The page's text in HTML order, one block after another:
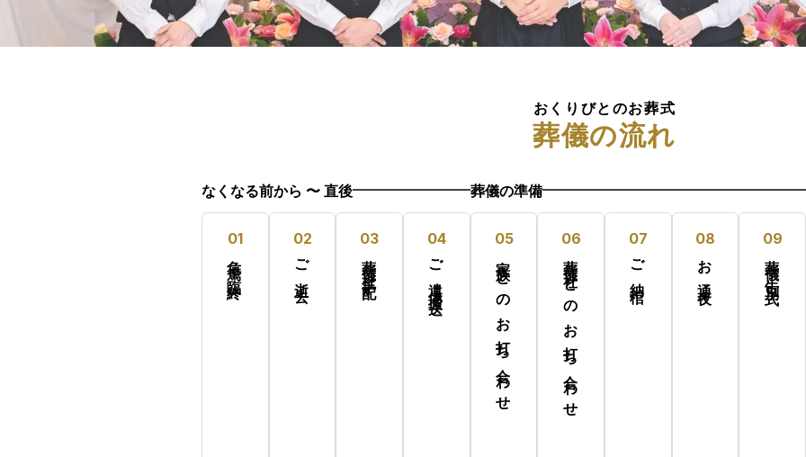
おくりびとのお葬式
葬儀の流れ
なくなる前から 〜 直後
01
危篤・臨終
02
ご逝去
03
葬儀社手配
04
ご遺体搬送
葬儀の準備
05
家族とのお打ち合わせ
06
葬儀社とのお打ち合わせ
07
ご納棺
08
お通夜
09
葬儀・告別式